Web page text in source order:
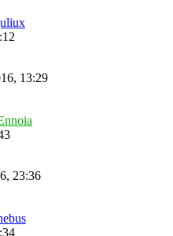
13:29
23:36